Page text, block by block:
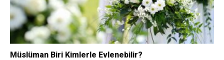
Müslüman Biri Kimlerle Evlenebilir?